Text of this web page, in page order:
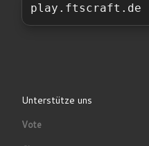
play.ftscraft.de
Unterstütze uns
Vote